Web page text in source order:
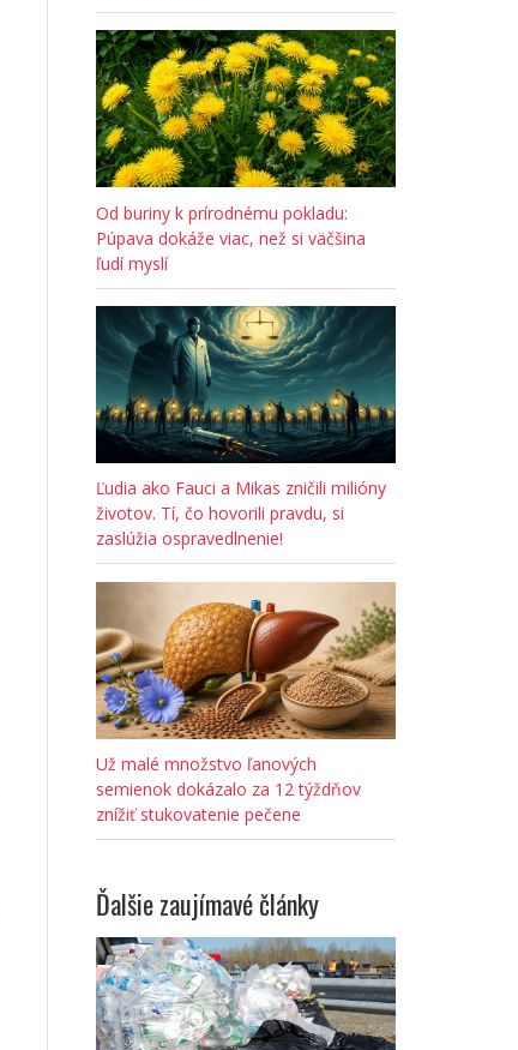
Od buriny k prírodnému pokladu:
Púpava dokáže viac, než si väčšina
ľudí myslí
Ľudia ako Fauci a Mikas zničili milióny
životov. Tí, čo hovorili pravdu, si
zaslúžia ospravedlnenie!
Už malé množstvo ľanových
semienok dokázalo za 12 týždňov
znížiť stukovatenie pečene
Ďalšie zaujímavé články